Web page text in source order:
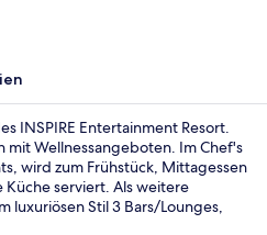
INSPIRE Entertainment Resort.
mit Wellnessangeboten. Im Chef's
wird zum Frühstück, Mittagessen
serviert. Als weitere
luxuriösen Stil 3 Bars/Lounges,